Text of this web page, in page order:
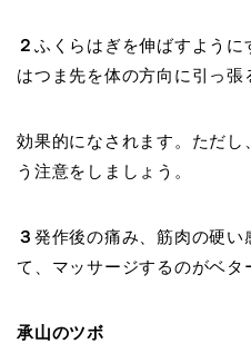
２ ふくらはぎを伸ばすよう
はつま先を体の方向に引っ張
効果的になされます。ただし
う注意をしましょう。
３ 発作後の痛み、筋肉の硬
て、マッサージするのがベタ
承山のツボ